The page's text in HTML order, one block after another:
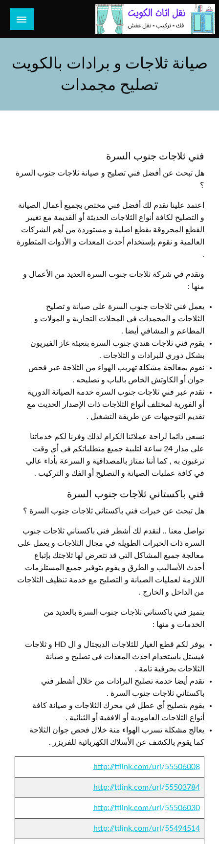
التخطي
إلى
المحتوى
هل تبحث عن أفضل خدمات بالكويت؟ خدمة فك نقل تركيب صيانة
صيانة ثلاجات و برادات بالكويت
تصليح مجمدات
فني ثلاجات جنوب السرة
هل تبحث عن أفضل فني تصليح و صيانة ثلاجات جنوب السرة
؟
اعتمد علينا نقدم لك أفضل فني مختص بجميع أعمال الصيانة
و التصليح لكافة أنواع الثلاجات الحديثة أو القديمة مع تغيير
القطع المحروقة بقطع اصلية و مستوردة من أهم الشركات
العالمية و نقوم بإستخدام أحدث المعدات و الأدوات المتطورة
.
ونقدم في شركة ثلاجات جنوب السرة العديد من الأعمال و
منها :
يعمل فني ثلاجات جنوب السرة على صيانة و تصليح
الثلاجات و المجمدات في المحلات التجارية و المولات و
المطاعم و المشافي أيضا .
يقوم فني ثلاجات هندي جنوب السرة بتعبئة غاز الفيريون
بشكل دوري للبرادات و الثلاجات .
نقوم بمعالجة مشكلة تهريب الهواء من الثلاجة عبر فحص
جوان أو الكاوتش الخاص بالباب و تصليحه .
نقدم عبر فني ثلاجات جنوب السرة خدمة الصيانة الدورية
أو الفورية لمختلف أنواع الثلاجات ذات الإصدار الحديث مع
تقديم التوجيهات عن طريقة التشغيل .
نسعى دائما لراحة عملائنا الكرام لذلك وفرنا لكم خدماتنا
على مدار 24 ساعة لتلبية جميع متطلباتكم في أي وقت
ترغبون به , كما أننا نمتاز بالمصداقية و السرعة بأداء عالي
في كافة عمليات الصيانة و التصليح أو الفك و التركيب .
فني باكستاني ثلاجات جنوب السرة
هل تبحث عن خبرات فني باكستاني ثلاجات جنوب السرة ؟
تواصل معنا .. لنقدم لك أشطر فني باكستاني ثلاجات جنوب
السرة ذات الخبرات الطويلة في مجال الثلاجات و يعمل على
معالجة جميع المشاكل التي قد تتعرض لها ثلاجتك بإتباع
أحدث الأساليب و الطرق و يقوم بتوفير جميع المستلزمات
اللازمة لعمليات الصيانة و التصليح مع خدمة تنظيف الثلاجات
من الداخل و الخارج .
يتميز فني باكستاني ثلاجات جنوب السرة بالعديد من
الخدمات و منها :
يوفر لكم قطع الغيار للثلاجات الديجتال و ال HD و ثلاجات
فيستل باستخدام احدث المعدات في تصليح و صيانة
الثلاجات بحرفية تامة .
نقدم أيضا خدمة تصليح البرادات من خلال أشطر فني
باكستاني ثلاجات جنوب السرة .
يقوم بتصليح أي عطل في محرك الثلاجات و صيانة كافة
أنواع الثلاجات العامودية أو الافقية أو الثنائية .
يعالج مشكلة تسرب الهواء منة خلال فحص جوان الثلاجة
كما يقوم بالكشف عن الأسلاك الكهربائية للفريزر .
http://ttlink.com/url/55506008
http://ttlink.com/url/55503784
http://ttlink.com/url/55506030
http://ttlink.com/url/55494514